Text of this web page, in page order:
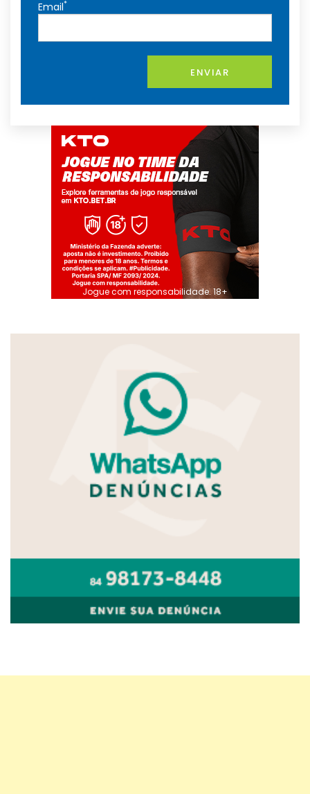
Email*
ENVIAR
Jogue com responsabilidade. 18+